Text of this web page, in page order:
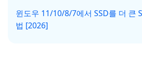
윈도우 11/10/8/7에서 SSD를 더 큰
법 [2026]